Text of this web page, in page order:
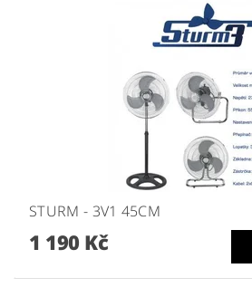
STURM - 3V1 45CM
1 190 Kč